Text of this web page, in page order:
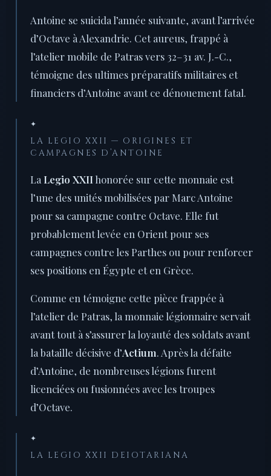
Antoine se suicida l’année suivante, avant l’arrivée
d’Octave à Alexandrie. Cet aureus, frappé à
l’atelier mobile de Patras vers 32–31 av. J.-C.,
témoigne des ultimes préparatifs militaires et
financiers d’Antoine avant ce dénouement fatal.
✦
LA LEGIO XXII — ORIGINES ET
CAMPAGNES D’ANTOINE
La Legio XXIIhonorée sur cette monnaie est
l’une des unités mobilisées par Marc Antoine
pour sa campagne contre Octave. Elle fut
probablement levée en Orient pour ses
campagnes contre les Parthes ou pour renforcer
ses positions en Égypte et en Grèce.
Comme en témoigne cette pièce frappée à
l’atelier de Patras, la monnaie légionnaire servait
avant tout à s’assurer la loyauté des soldats avant
la bataille décisive d’Actium. Après la défaite
d’Antoine, de nombreuses légions furent
licenciées ou fusionnées avec les troupes
d’Octave.
✦
LA LEGIO XXII DEIOTARIANA